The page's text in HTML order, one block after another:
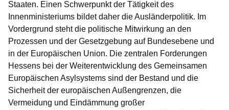
Staaten. Einen Schwerpunkt der Tätigkeit des
Innenministeriums bildet daher die Ausländerpolitik. Im
Vordergrund steht die politische Mitwirkung an den
Prozessen und der Gesetzgebung auf Bundesebene und
in der Europäischen Union. Die zentralen Forderungen
Hessens bei der Weiterentwicklung des Gemeinsamen
Europäischen Asylsystems sind der Bestand und die
Sicherheit der europäischen Außengrenzen, die
Vermeidung und Eindämmung großer